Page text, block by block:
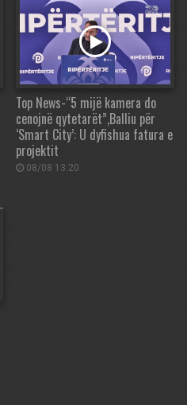
Top News-“5 mijë kamera do
cenojnë qytetarët”,Balliu për
‘Smart City’: U dyfishua fatura e
projektit
08/08 13:20